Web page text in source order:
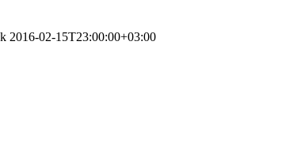
2016-02-15T23:00:00+03:00